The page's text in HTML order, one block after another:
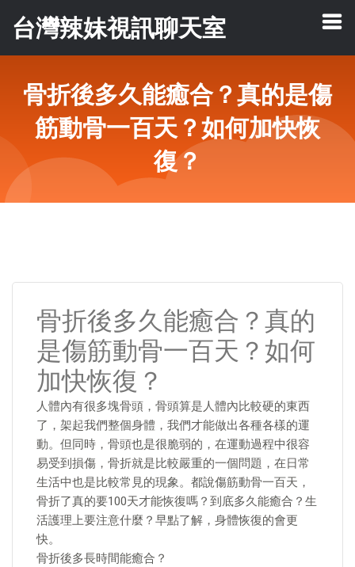
台灣辣妹視訊聊天室
骨折後多久能癒合？真的是傷
筋動骨一百天？如何加快恢
復？
骨折後多久能癒合？真的
是傷筋動骨一百天？如何
加快恢復？
人體內有很多塊骨頭，骨頭算是人體內比較硬的東西
了，架起我們整個身體，我們才能做出各種各樣的運
動。但同時，骨頭也是很脆弱的，在運動過程中很容
易受到損傷，骨折就是比較嚴重的一個問題，在日常
生活中也是比較常見的現象。都說傷筋動骨一百天，
骨折了真的要100天才能恢復嗎？到底多久能癒合？生
活護理上要注意什麼？早點了解，身體恢復的會更
快。
骨折後多長時間能癒合？